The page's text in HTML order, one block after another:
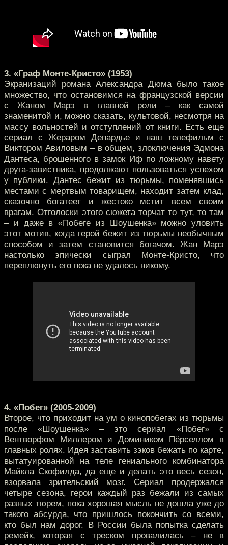
3. «Граф Монте-Кристо» (1953)
Экранизаций романа Александра Дюма было такое
множество, что остановимся на французской версии
с Жаном Марэ в главной роли – как самой
знаменитой и, можно сказать, культовой, несмотря на
массу вольностей и отступлений от книги. Есть еще
сериал с Жераром Депардье и наш телефильм с
Виктором Авиловым – в общем, злоключения Эдмона
Дантеса, брошенного в замок Иф по ложному навету
друга-завистника, продолжают пользоваться успехом
у публики. Дантес бежит из тюрьмы, поменявшись
местами с мертвым товарищем, находит затем клад,
сказочно богатеет и жестоко мстит всем своим
врагам. Отголоски этого сюжета торчат то тут, то там
– и даже в «Побеге из Шоушенка» можно уловить
этот мотив, когда герой бежит из тюрьмы необычным
способом и затем становится богачом. Жан Марэ
настолько эпически сыграл Монте-Кристо, что
переплюнуть его пока не удалось никому.
4. «Побег» (2005-2009)
Второе, что приходит на ум о кинопобегах из тюрьмы
после «Шоушенка» – это сериал «Побег» с
Вентворфом Миллером и Домиником Пёрселлом в
главных ролях. Идея заставить зэков бежать по карте,
вытатуированной на теле гениального комбинатора
Майкла Скофилда, да еще и делать это весь сезон,
взорвала зрительский мозг. Сериал продержался
четыре сезона, герои каждый раз бежали из самых
разных тюрем, пока хорошая мысль не дошла уже до
такого абсурда, что пришлось покончить со всеми,
кто был нам дорог. В России была попытка сделать
ремейк, которая с треском провалилась – не в